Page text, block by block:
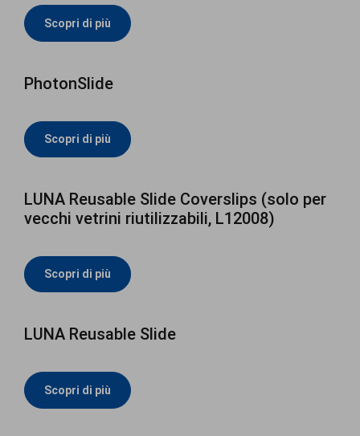
Scopri di più
PhotonSlide
Scopri di più
LUNA Reusable Slide Coverslips (solo per
vecchi vetrini riutilizzabili, L12008)
Scopri di più
LUNA Reusable Slide
Scopri di più